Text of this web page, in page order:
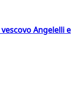
Angelelli e